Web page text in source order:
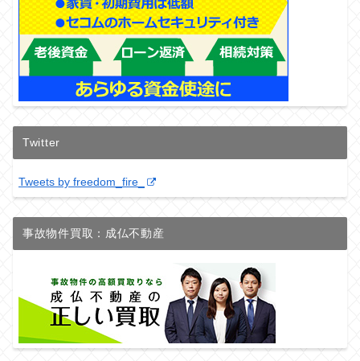
Twitter
Tweets by freedom_fire_
事故物件買取：成仏不動産